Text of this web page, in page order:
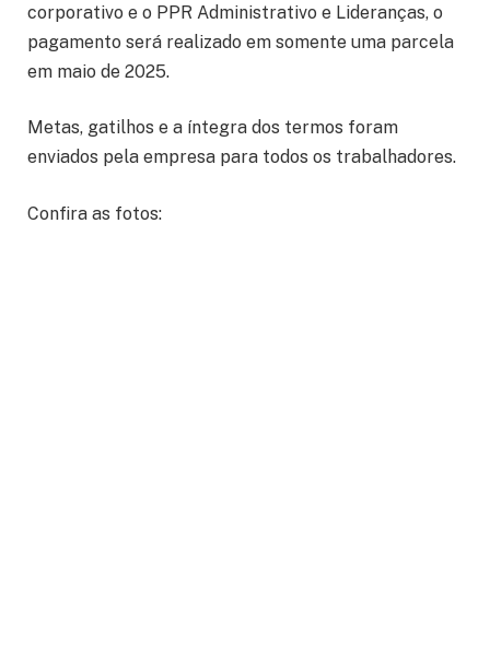
corporativo e o PPR Administrativo e Lideranças, o
pagamento será realizado em somente uma parcela
em maio de 2025.
Metas, gatilhos e a íntegra dos termos foram
enviados pela empresa para todos os trabalhadores.
Confira as fotos: